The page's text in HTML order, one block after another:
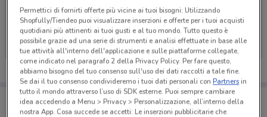
Ci dispiace, al momento non abbiamo pubblicato
volantini nella tua zona. Riprova più tardi.
Porta DoveConviene sempre con te!
Puoi trovare le migliori offerte dei negozi vicino a te,
Permettici di fornirti offerte più vicine ai tuoi bisogni: Utilizzando
Shopfully/Tiendeo puoi visualizzare inserzioni e offerte per i tuoi acquisti
quotidiani più attinenti ai tuoi gusti e al tuo mondo. Tutto questo è
possibile grazie ad una serie di strumenti e analisi effettuate in base alle
tue attività all'interno dell'applicazione e sulle piattaforme collegate,
come indicato nel paragrafo 2 della Privacy Policy. Per fare questo,
abbiamo bisogno del tuo consenso sull'uso dei dati raccolti a tale fine.
Se dai il tuo consenso condivideremo i tuoi dati personali conPartnersin
tutto il mondo attraverso l’uso di SDK esterne. Puoi sempre cambiare
idea accedendo a Menu > Privacy > Personalizzazione, all’interno della
nostra App. Cosa succede se accetti: Le inserzioni pubblicitarie che